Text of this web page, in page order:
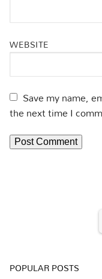
WEBSITE
Save my name,
the next time I
POPULAR POSTS